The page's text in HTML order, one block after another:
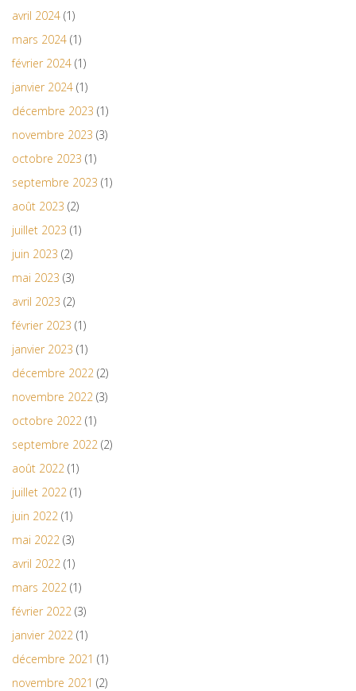
avril 2024 (1)
mars 2024 (1)
février 2024 (1)
janvier 2024 (1)
décembre 2023 (1)
novembre 2023 (3)
octobre 2023 (1)
septembre 2023 (1)
août 2023 (2)
juillet 2023 (1)
juin 2023 (2)
mai 2023 (3)
avril 2023 (2)
février 2023 (1)
janvier 2023 (1)
décembre 2022 (2)
novembre 2022 (3)
octobre 2022 (1)
septembre 2022 (2)
août 2022 (1)
juillet 2022 (1)
juin 2022 (1)
mai 2022 (3)
avril 2022 (1)
mars 2022 (1)
février 2022 (3)
janvier 2022 (1)
décembre 2021 (1)
novembre 2021 (2)